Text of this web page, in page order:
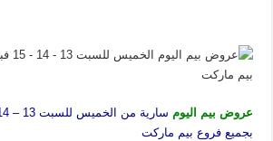
عروض بيم اليوم
بجميع فروع بيم ماركت